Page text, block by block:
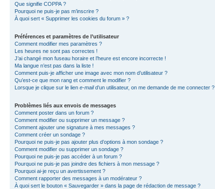
Que signifie COPPA ?
Pourquoi ne puis-je pas m’inscrire ?
À quoi sert « Supprimer les cookies du forum » ?
Préférences et paramètres de l’utilisateur
Comment modifier mes paramètres ?
Les heures ne sont pas correctes !
J’ai changé mon fuseau horaire et l’heure est encore incorrecte !
Ma langue n’est pas dans la liste !
Comment puis-je afficher une image avec mon nom d’utilisateur ?
Qu’est-ce que mon rang et comment le modifier ?
Lorsque je clique sur le lien e-maild’un utilisateur, on me demande de me connecter ?
Problèmes liés aux envois de messages
Comment poster dans un forum ?
Comment modifier ou supprimer un message ?
Comment ajouter une signature à mes messages ?
Comment créer un sondage ?
Pourquoi ne puis-je pas ajouter plus d’options à mon sondage ?
Comment modifier ou supprimer un sondage ?
Pourquoi ne puis-je pas accéder à un forum ?
Pourquoi ne puis-je pas joindre des fichiers à mon message ?
Pourquoi ai-je reçu un avertissement ?
Comment rapporter des messages à un modérateur ?
À quoi sert le bouton « Sauvegarder » dans la page de rédaction de message ?